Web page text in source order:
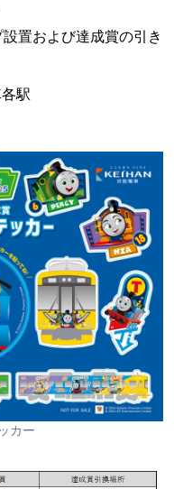
置および達成賞の引き
駅
カー